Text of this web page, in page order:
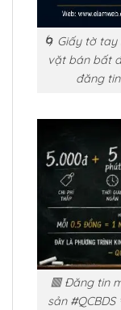
🌀 Giấy tờ
vặt bán bất
đăng
🟥 Đăng tin
sản